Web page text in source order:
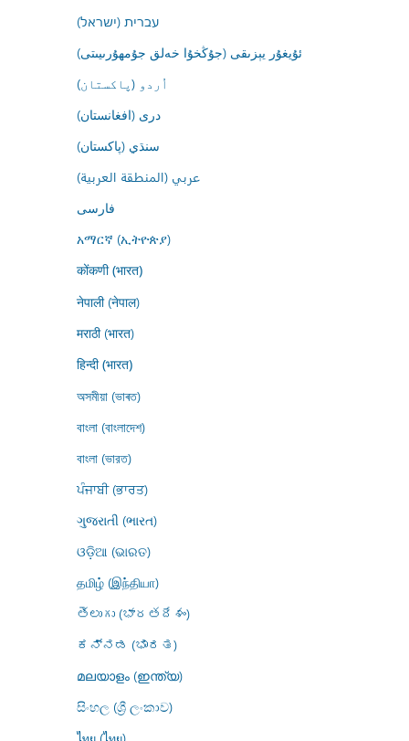
עברית (ישראל)
ئۇيغۇر يېزىقى (جۇڭخۇا خەلق جۇمھۇرىيىتى)
اُردو (پاکستان)
درى (افغانستان)
سنڌي (پاکستان)
عربي (المنطقة العربية)
فارسى
አማርኛ (ኢትዮጵያ)
कोंकणी (भारत)
नेपाली (नेपाल)
मराठी (भारत)
हिन्दी (भारत)
অসমীয়া (ভাৰত)
বাংলা (বাংলাদেশ)
বাংলা (ভারত)
ਪੰਜਾਬੀ (ਭਾਰਤ)
ગુજરાતી (ભારત)
ଓଡ଼ିଆ (ଭାରତ)
தமிழ் (இந்தியா)
తెలుగు (భారతదేశం)
ಕನ್ನಡ (ಭಾರತ)
മലയാളം (ഇന്ത്യ)
සිංහල (ශ්‍රී ලංකාව)
ไทย (ไทย)